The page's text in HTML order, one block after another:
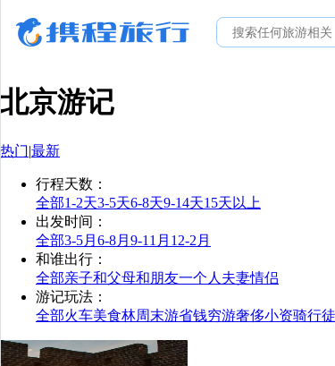
北京游记
热门|最新
行程天数 ：
全部1-2天3-5天6-8天9-14天15天以上
出发时间 ：
全部3-5月 6-8月 9-11月 12-2月
和谁出行 ：
全部亲子和父母和朋友一个人 夫妻情侣
游记玩法 ：
全部火车美食林周末游省钱穷游奢侈小资骑行